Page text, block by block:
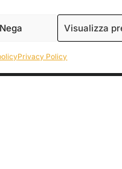
Nega Visualizza
Privacy Policy
FO – 314246. All rights